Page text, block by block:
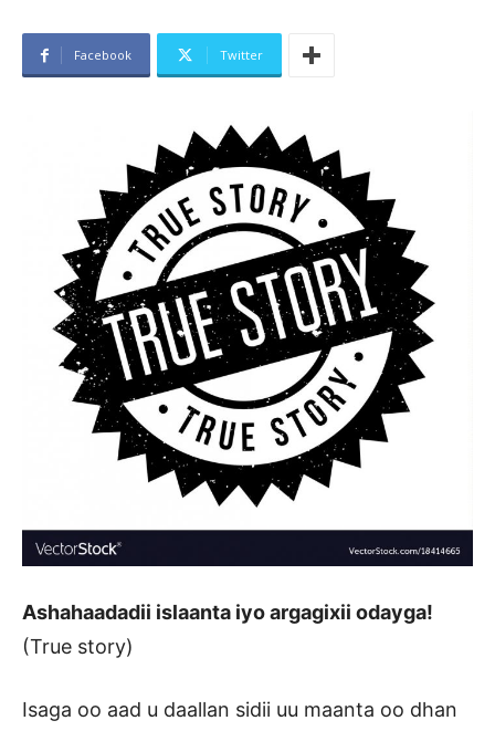
Facebook Twitter
Ashahaadadii islaanta iyo argagixii odayga!
(True story)
Isaga oo aad u daallan sidii uu maanta oo dhan